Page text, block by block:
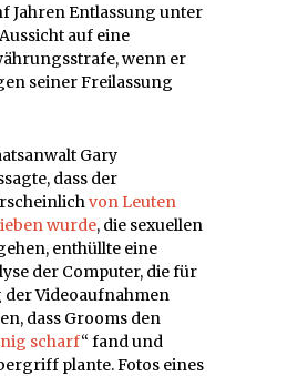
Jahren Entlassung unter
auf eine
wenn er
seiner Freilassung
Gary
dass der
von Leuten
wurde, die sexuellen
enthüllte eine
der Computer, die für
Videoaufnahmen
dass Grooms den
scharf“ fand und
plante. Fotos eines